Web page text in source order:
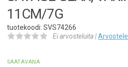
11CM/7G
tuotekoodi: SVS74266
Ei arvosteluita |Arvostele
SAATAVANA